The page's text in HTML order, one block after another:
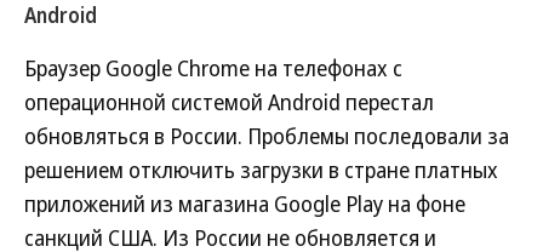
Android
Браузер Google Chrome на телефонах с
операционной системой Android перестал
обновляться в России. Проблемы последовали за
решением отключить загрузки в стране платных
приложений из магазина Google Play на фоне
санкций США. Из России не обновляется и